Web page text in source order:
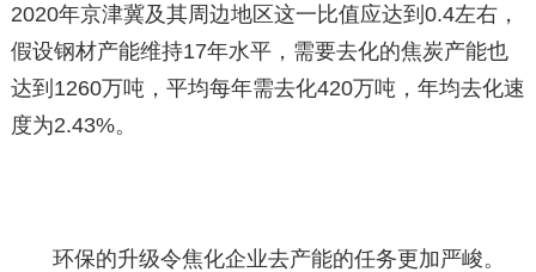
2020年京津冀及其周边地区这一比值应达到0.4左右，
假设钢材产能维持17年水平，需要去化的焦炭产能也
达到1260万吨，平均每年需去化420万吨，年均去化速
度为2.43%。
环保的升级令焦化企业去产能的任务更加严峻。